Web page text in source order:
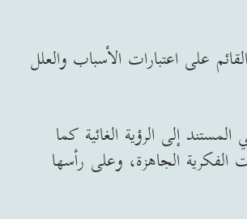
على اعتبارات الأسباب والعلل
المستند إلى الرؤية الغائية كما
الفكرية الجاهزة، وعلى رأسها